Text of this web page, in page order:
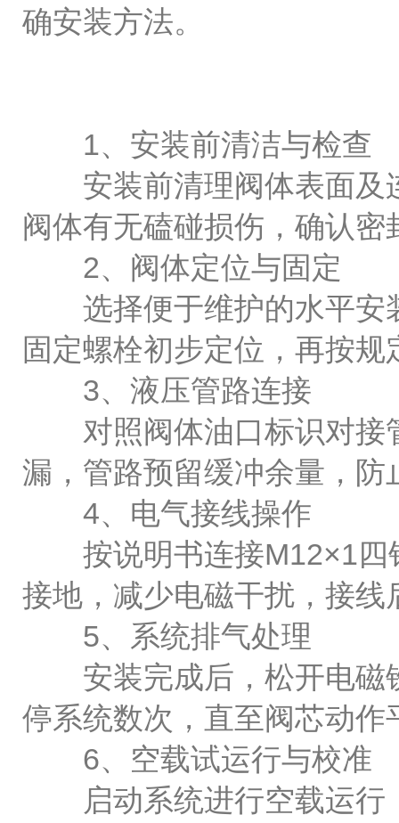
确安装方法。
1、安装前清洁与检查
安装前清理阀体表面及
阀体有无磕碰损伤，确认
2、阀体定位与固定
选择便于维护的水平安
固定螺栓初步定位，再按
3、液压管路连接
对照阀体油口标识对接
漏，管路预留缓冲余量，
4、电气接线操作
按说明书连接M12×1四
接地，减少电磁干扰，接
5、系统排气处理
安装完成后，松开电磁
停系统数次，直至阀芯动
6、空载试运行与校准
启动系统进行空载运行